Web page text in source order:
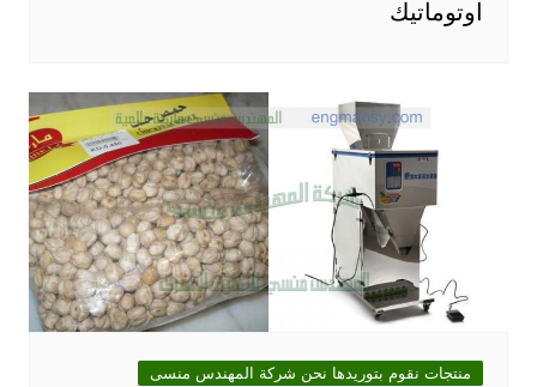
اوتوماتيك
منتجات نقوم بتوريدها نحن شركة المهندس منسى